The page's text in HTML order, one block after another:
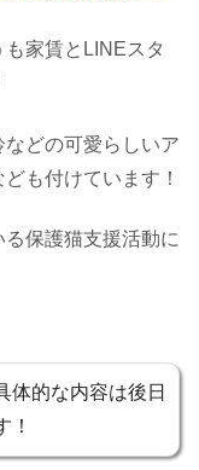
家賃とLINEスタ
どの可愛らしいア
も付けています！
保護猫支援活動に
的な内容は後日
！